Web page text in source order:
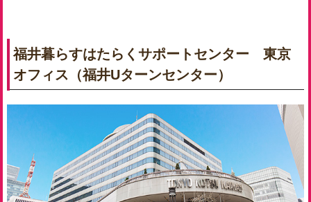
福井暮らすはたらくサポートセンター 東京
オフィス（福井Uターンセンター）